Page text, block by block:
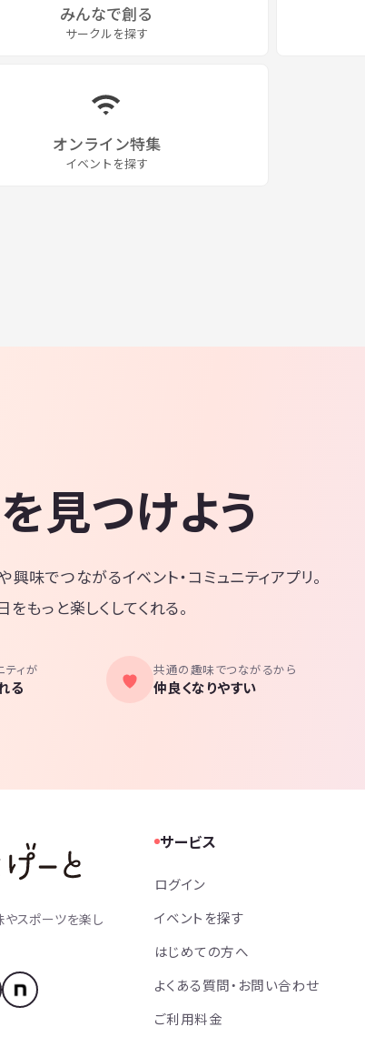
みんなで創る
サークルを探す
オンライン特集
イベントを探す
を見つけよう
味でつながるイベント・コミュニティアプリ。
もっと楽しくしてくれる。
ティが
る
共通の趣味でつながるから
仲良くなりやすい
スポーツを楽し
サービス
ログイン
イベントを探す
はじめての方へ
よくある質問・お問い合わせ
ご利用料金